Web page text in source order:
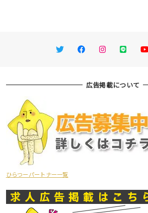
TwitterFacebookInstagram
LINE
広告掲載について
ひらつーパートナー一覧